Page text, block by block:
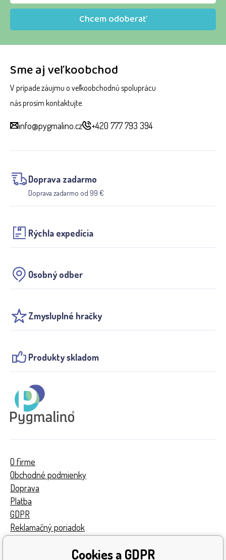
Sme aj veľkoobchod
V prípade záujmu o veľkoobchodnú spoluprácu
nás prosím kontaktujte.
info@pygmalino.cz +420 777 793 394
Doprava zadarmo
Doprava zadarmo od 99 €
Rýchla expedícia
Osobný odber
Zmysluplné hračky
Produkty skladom
Chcem odoberať
O firme
Obchodné podmienky
Doprava
Platba
GDPR
Reklamačný poriadok
Cookies a GDPR